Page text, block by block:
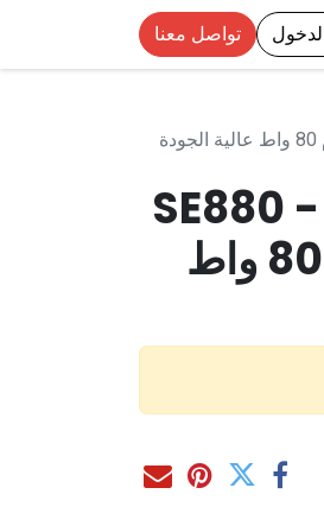
تواصل معنا
SE880
Iron CT-380 كاوية لحام 80 واط